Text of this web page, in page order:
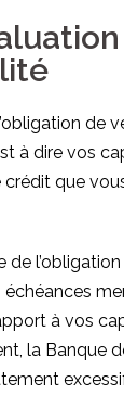
de
à dire vos
crédit que
de
échéances
à vos
la Banque